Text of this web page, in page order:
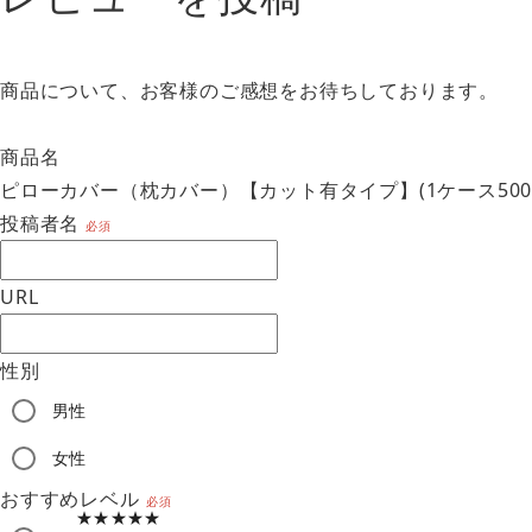
商品について、お客様のご感想をお待ちしております。
商品名
ピローカバー（枕カバー）【カット有タイプ】(1ケース
投稿者名
必須
URL
性別
男性
女性
おすすめレベル 必須
★★★★★